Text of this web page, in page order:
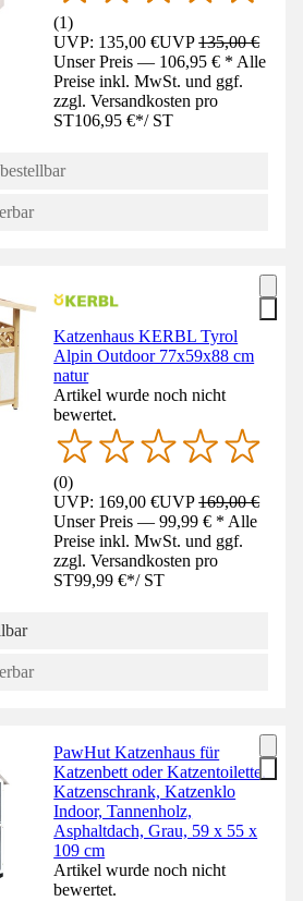
(1)
UVP: 135,00 €UVP135,00 €
Unser Preis — 106,95 € * Alle
Preise inkl. MwSt. und ggf.
zzgl. Versandkosten pro
ST106,95 €*/ ST
Katzenhaus KERBL Tyrol
Alpin Outdoor 77x59x88 cm
natur
Artikel wurde noch nicht
bewertet.
(0)
UVP: 169,00 €UVP169,00 €
Unser Preis — 99,99 € * Alle
Preise inkl. MwSt. und ggf.
zzgl. Versandkosten pro
ST99,99 €*/ ST
PawHut Katzenhaus für
Katzenbett oder Katzentoilette,
Katzenschrank, Katzenklo
Indoor, Tannenholz,
Asphaltdach, Grau, 59 x 55 x
109 cm
Artikel wurde noch nicht
bewertet.